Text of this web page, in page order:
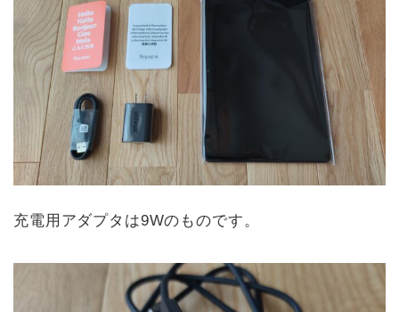
充電用アダプタは9Wのものです。